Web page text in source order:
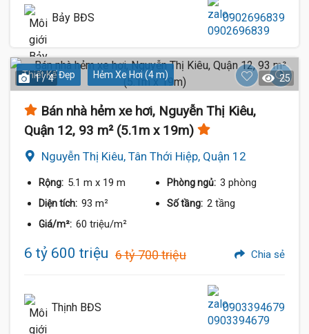
Bảy BĐS 0902696839
Thiết Kế Đẹp Hẻm Xe Hơi (4 m)
1 / 4 25
Bán nhà hẻm xe hơi, Nguyễn Thị Kiêu,
Quận 12, 93 m² (5.1m x 19m)
Nguyễn Thị Kiêu, Tân Thới Hiệp, Quận 12
Rộng: 5.1 m x 19 m Phòng ngủ: 3 phòng
Diện tích: 93 m² Số tầng: 2 tầng
Giá/m²: 60 triệu/m²
6 tỷ 600 triệu 6 tỷ 700 triệu Chia sẻ
Thịnh BĐS 0903394679